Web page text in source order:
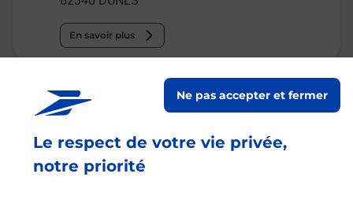
Le respect de votre vie privée,
notre priorité
Ne pas accepter et fermer
En savoir plus
Malin !
La Poste
en ligne